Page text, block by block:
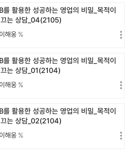
를 활용한 성공하는 영업의 비밀_목적이
는 상담_04(2105)
이해웅 %
를 활용한 성공하는 영업의 비밀_목적이
는 상담_01(2104)
이해웅 %
를 활용한 성공하는 영업의 비밀_목적이
는 상담_02(2104)
이해웅 %